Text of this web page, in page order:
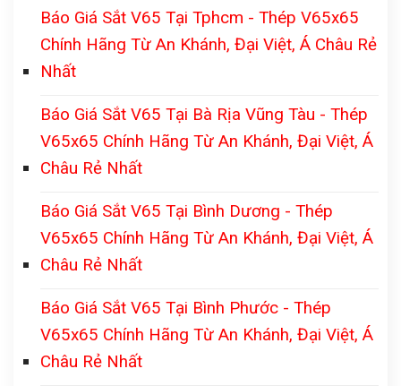
Báo Giá Sắt V65 Tại Tphcm - Thép V65x65
Chính Hãng Từ An Khánh, Đại Việt, Á Châu Rẻ
Nhất
Báo Giá Sắt V65 Tại Bà Rịa Vũng Tàu - Thép
V65x65 Chính Hãng Từ An Khánh, Đại Việt, Á
Châu Rẻ Nhất
Báo Giá Sắt V65 Tại Bình Dương - Thép
V65x65 Chính Hãng Từ An Khánh, Đại Việt, Á
Châu Rẻ Nhất
Báo Giá Sắt V65 Tại Bình Phước - Thép
V65x65 Chính Hãng Từ An Khánh, Đại Việt, Á
Châu Rẻ Nhất